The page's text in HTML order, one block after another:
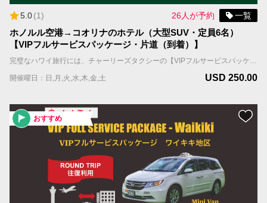
5.0(1) 26人が予約 一覧
ホノルル空港→コオリナのホテル（大型SUV・定員6名）
【VIPフルサービスパッケージ・片道（到着）】
完璧なハワイ旅行には、チャーリーズタクシーの【VIPフルサービスパッケージ】がお勧めです。お客様を担当するドライバーは事前に割り振られており、到着日、担当ドライバーはお客様のお名前を表示したサインを持ってお出迎えし、待機しているタクシーまでご案内します。 国際線到着の場合；担当ドライバーはFIT出口（個人出口）を出たところで、お客様の名前を表示したサインを持ってお待ちしています。 国内線到着の場合；担当ドライバーはお客様の利用便の荷物ターンテーブルの辺りで、お客様の名前を表示したサインを持ってお待ちしています。 ＊当サービスはお客様全員が同じ航空便で到着される前提です。同じ時間帯の異なる航空便で到着される場合は到着時間の遅い便をご記入ください。 車両＆乗車案内 ・車種：ミニバン ・乗車人数：6名まで（乳幼児含む） ・機内持ち込み手荷物（ハンドバッグ、機内持ち込み用キャリーバッグなど）の数：車両1台につき合計6個まで ・お預け手荷物（スーツケース、折り畳みの車椅子やベビーカーなど）＋大型荷物（自転車、ゴルフバッグ、サーフボードなど）の数：車両1台につき合計6個まで。 ＊大型荷物には超過料金がかかりますので、追加オプションよりお選びください。大型荷物の上限は2個までとなります。
開催曜日：日,月,火,水,木,金,土 USD 250.00
おすすめ